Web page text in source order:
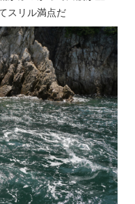
スリル満点だ